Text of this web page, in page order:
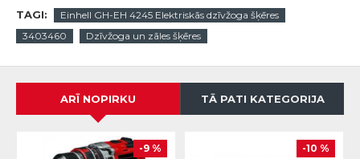
TAGI:
Einhell GH-EH 4245 Elektriskās dzīvžoga šķēres
3403460
Dzīvžoga un zāles šķēres
ARĪ NOPIRKU TĀ PATI KATEGORIJA
-9 % -10 %